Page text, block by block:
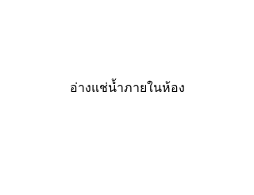
อ่างแช่น้ำภายในห้อง